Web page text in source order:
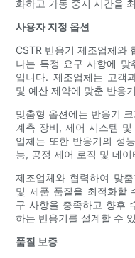
화하고 가동 중지 시간을
사용자 지정 옵션
CSTR 반응기 제조업체와
나는 특정 요구 사항에 맞
입니다. 제조업체는 고객
및 예산 제약에 맞춘 반응
맞춤형 옵션에는 반응기
계측 장비, 제어 시스템
업체는 또한 반응기의 성
능, 공정 제어 로직 및 데
제조업체와 협력하여 맞
및 제품 품질을 최적화할
구 사항을 충족하고 향후
하는 반응기를 설계할 수
품질 보증